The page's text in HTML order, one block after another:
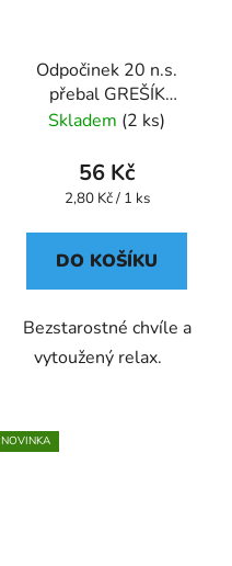
Odpočinek 20 n.s.
přebal GREŠÍK
Harmonie bylin
Skladem (2 ks)
56 Kč
Měrná
2,80 Kč / 1 ks
DO KOŠÍKU
Bezstarostné chvíle a
vytoužený relax.
NOVINKA